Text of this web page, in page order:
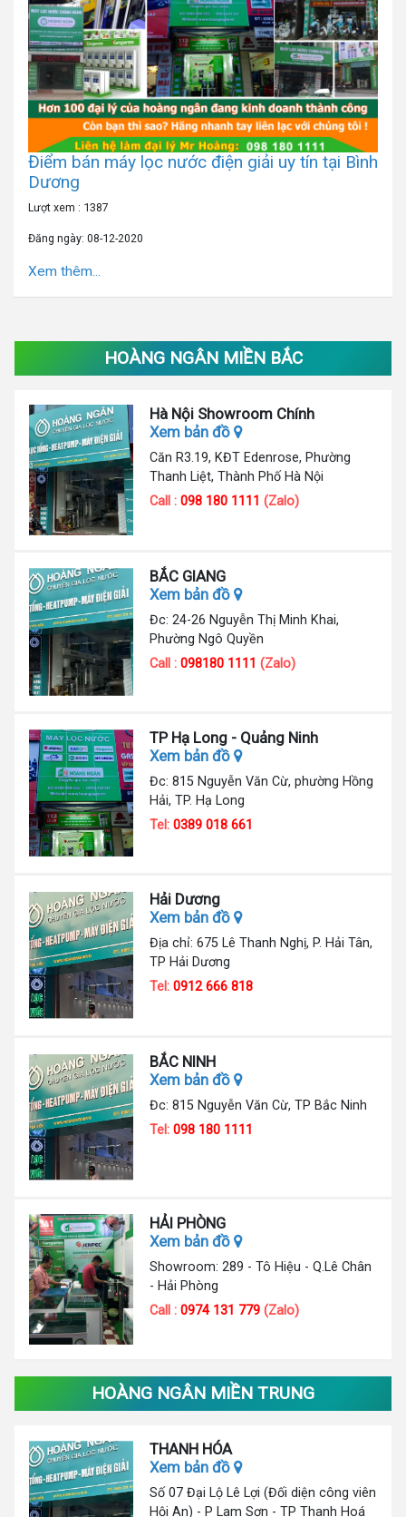
Điểm bán máy lọc nước điện giải uy tín tại Bình
Dương
Lượt xem : 1387
Đăng ngày: 08-12-2020
Xem thêm...
HOÀNG NGÂN MIỀN BẮC
Hà Nội Showroom Chính
Xem bản đồ
Căn R3.19, KĐT Edenrose, Phường
Thanh Liệt, Thành Phố Hà Nội
Call :098 180 1111 (Zalo)
BẮC GIANG
Xem bản đồ
Đc: 24-26 Nguyễn Thị Minh Khai,
Phường Ngô Quyền
Call :098180 1111 (Zalo)
TP Hạ Long - Quảng Ninh
Xem bản đồ
Đc: 815 Nguyễn Văn Cừ, phường Hồng
Hải, TP. Hạ Long
Tel:0389 018 661
Hải Dương
Xem bản đồ
Địa chỉ: 675 Lê Thanh Nghị, P. Hải Tân,
TP Hải Dương
Tel:0912 666 818
BẮC NINH
Xem bản đồ
Đc: 815 Nguyễn Văn Cừ, TP Bắc Ninh
Tel:098 180 1111
HẢI PHÒNG
Xem bản đồ
Showroom: 289 - Tô Hiệu - Q.Lê Chân
- Hải Phòng
Call :0974 131 779 (Zalo)
HOÀNG NGÂN MIỀN TRUNG
THANH HÓA
Xem bản đồ
Số 07 Đại Lộ Lê Lợi (Đối diện công viên
Hội An) - P Lam Sơn - TP Thanh Hoá